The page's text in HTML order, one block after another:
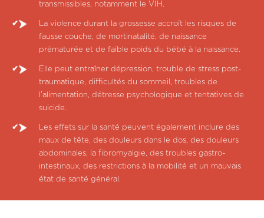
transmissibles, notamment le VIH.
La violence durant la grossesse accroît les risques de
fausse couche, de mortinatalité, de naissance
prématurée et de faible poids du bébé à la naissance.
Elle peut entraîner dépression, trouble de stress post-
traumatique, difficultés du sommeil, troubles de
l’alimentation, détresse psychologique et tentatives de
suicide.
Les effets sur la santé peuvent également inclure des
maux de tête, des douleurs dans le dos, des douleurs
abdominales, la fibromyalgie, des troubles gastro-
intestinaux, des restrictions à la mobilité et un mauvais
état de santé général.